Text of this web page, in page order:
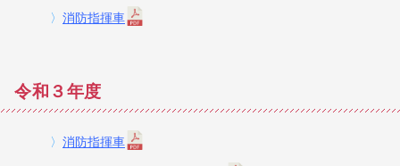
〉 消防指揮車
令和３年度
〉 消防指揮車